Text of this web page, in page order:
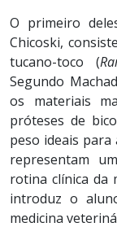
O primeiro
Chicoski,
tucano-toco (
Segundo
os materiais
próteses de
peso ideais
representam
rotina clínica da
introduz o
medicina